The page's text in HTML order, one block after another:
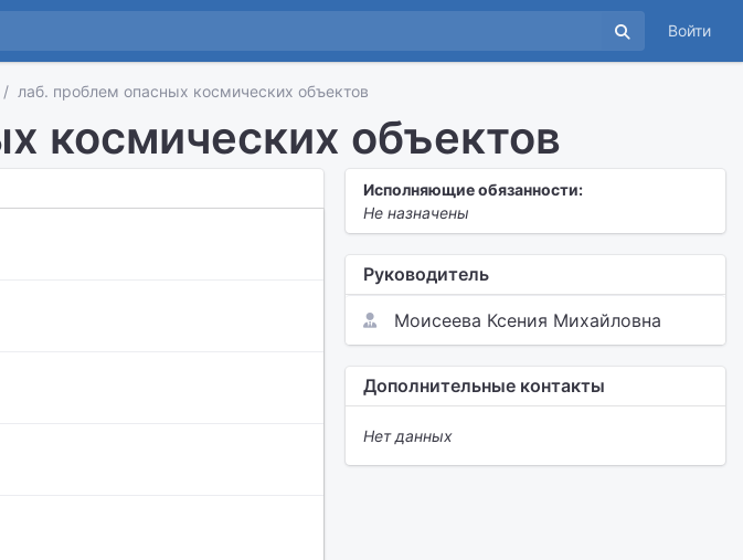
Войти
лаб. проблем опасных космических объектов
космических объектов
Исполняющие обязанности:
Не назначены
Руководитель
Моисеева Ксения Михайловна
Дополнительные контакты
Нет данных